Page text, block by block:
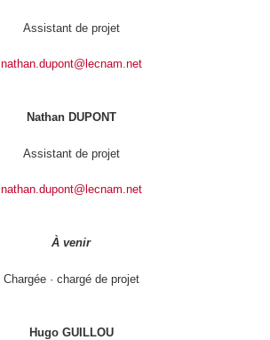
Assistant de projet
nathan.dupont@lecnam.net
Nathan DUPONT
Assistant de projet
nathan.dupont@lecnam.net
À venir
Chargée · chargé de projet
Hugo GUILLOU